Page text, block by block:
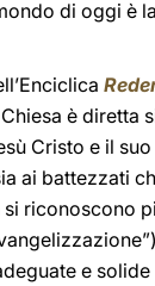
di oggi è
è diretta
Cristo e il
ai battezzati
riconoscono
e